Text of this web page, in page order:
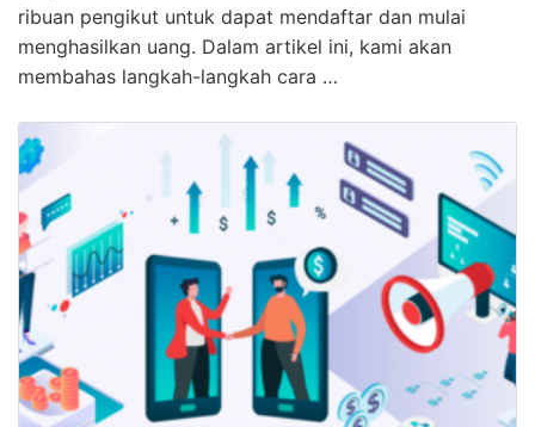
ribuan pengikut untuk dapat mendaftar dan mulai
menghasilkan uang. Dalam artikel ini, kami akan
membahas langkah-langkah cara …